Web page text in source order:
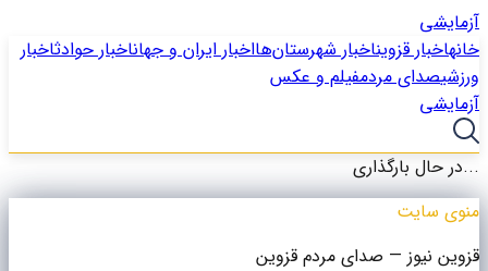
آزمایشی
خانهاخبار قزویناخبار شهرستان‌هااخبار ایران و جهاناخبار حوادثاخبار
ورزشیصدای مردمفیلم و عکس
آزمایشی
در حال بارگذاری...
منوی سایت
قزوین نیوز — صدای مردم قزوین